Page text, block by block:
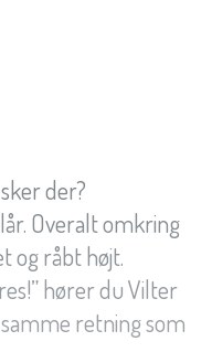
der?
Overalt omkring
og råbt højt.
hører du Vilter
retning som